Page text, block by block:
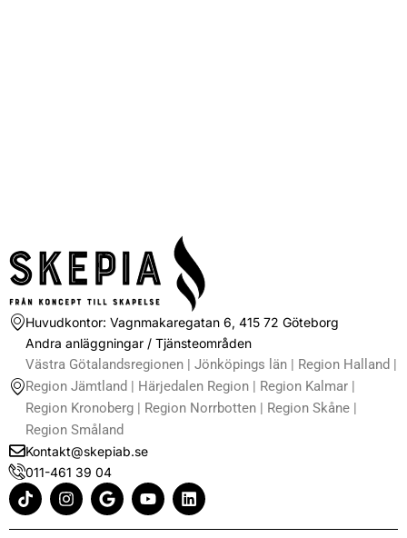
Huvudkontor: Vagnmakaregatan 6, 415 72 Göteborg
Andra anläggningar / Tjänsteområden
Västra Götalandsregionen | Jönköpings län | Region Halland |
Region Jämtland | Härjedalen Region | Region Kalmar |
Region Kronoberg | Region Norrbotten | Region Skåne |
Region Småland
Kontakt@skepiab.se
011-461 39 04
T
i
k
I
n
s
G
o
o
Y
o
u
L
i
n